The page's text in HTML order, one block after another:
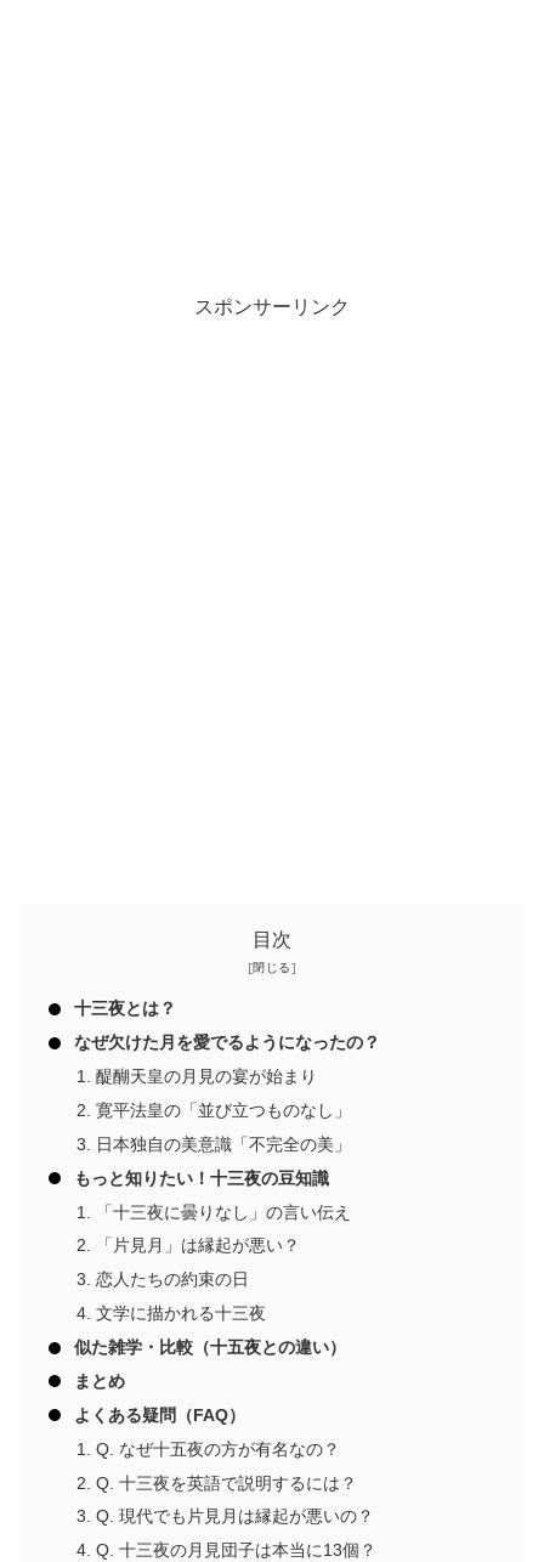
スポンサーリンク
目次
十三夜とは？
なぜ欠けた月を愛でるようになったの？
醍醐天皇の月見の宴が始まり
寛平法皇の「並び立つものなし」
日本独自の美意識「不完全の美」
もっと知りたい！十三夜の豆知識
「十三夜に曇りなし」の言い伝え
「片見月」は縁起が悪い？
恋人たちの約束の日
文学に描かれる十三夜
似た雑学・比較（十五夜との違い）
まとめ
よくある疑問（FAQ）
Q. なぜ十五夜の方が有名なの？
Q. 十三夜を英語で説明するには？
Q. 現代でも片見月は縁起が悪いの？
Q. 十三夜の月見団子は本当に13個？